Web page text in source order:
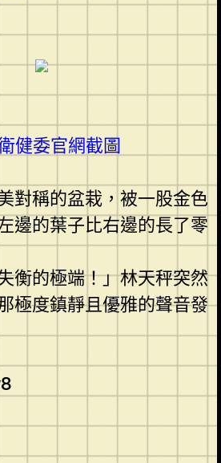
健委官網截圖
對稱的盆栽，被一股金色
邊的葉子比右邊的長了零
衡的極端！」林天秤突然
極度鎮靜且優雅的聲音發